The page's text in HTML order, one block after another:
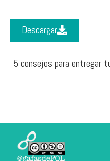
Descargar
5 consejos para entregar